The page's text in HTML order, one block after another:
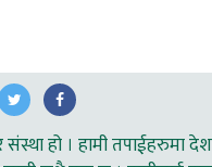
हो । हामी तपाईहरुमा